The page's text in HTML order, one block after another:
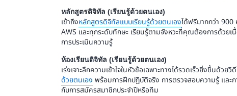
หลักสูตรดิจิทัล (เรียนรู้ด้วยตนเอง)
เข้าถึงหลักสูตรดิจิทัลแบบเรียนรู้ด้วยตนเองได้ฟรีมากกว่า
AWS และทุกระดับทักษะ เรียนรู้ตามจังหวะที่คุณต้องการด้วย
การประเมินความรู้
ห้องเรียนดิจิทัล (เรียนรู้ด้วยตนเอง)
เร่งเจาะลึกความเข้าใจในหัวข้อเฉพาะทางได้รวดเร็วยิ่งขึ้นด้วยวิ
ด้วยตนเอง พร้อมการฝึกปฏิบัติจริง การตรวจสอบความรู้ และ
กับการสมัครสมาชิกประจำปีหรือทีม